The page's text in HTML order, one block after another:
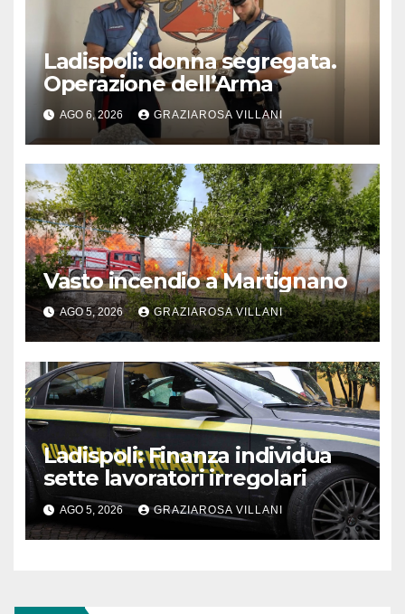
Ladispoli: donna segregata.
Operazione dell’Arma
AGO 6, 2026 GRAZIAROSA VILLANI
Vasto incendio a Martignano
AGO 5, 2026 GRAZIAROSA VILLANI
Ladispoli: Finanza individua
sette lavoratori irregolari
AGO 5, 2026 GRAZIAROSA VILLANI